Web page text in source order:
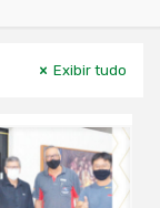
Exibir tudo